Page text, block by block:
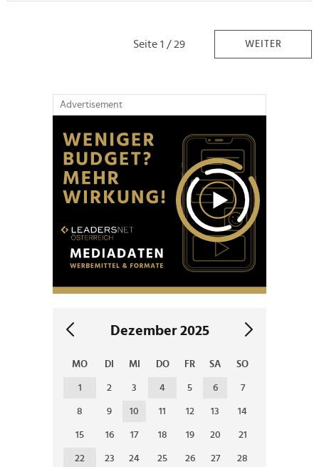
Advertisement
Dezember 2025
MO DI MI DO FR SA SO
1 2 3 4 5 6 7
8 9 10 11 12 13 14
15 16 17 18 19 20 21
22 23 24 25 26 27 28
Seite 1 / 29 WEITER